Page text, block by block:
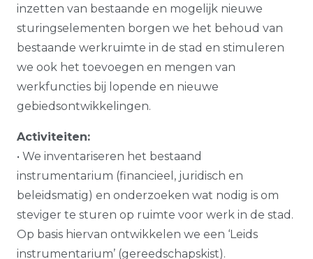
inzetten van bestaande en mogelijk nieuwe
sturingselementen borgen we het behoud van
bestaande werkruimte in de stad en stimuleren
we ook het toevoegen en mengen van
werkfuncties bij lopende en nieuwe
gebiedsontwikkelingen.
Activiteiten:
• We inventariseren het bestaand
instrumentarium (financieel, juridisch en
beleidsmatig) en onderzoeken wat nodig is om
steviger te sturen op ruimte voor werk in de stad.
Op basis hiervan ontwikkelen we een ‘Leids
instrumentarium’ (gereedschapskist).